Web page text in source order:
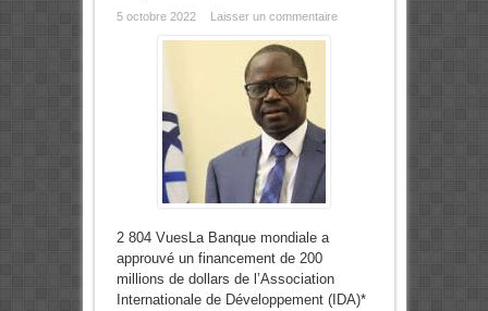
5 octobre 2022 Laisser un commentaire
2 804 VuesLa Banque mondiale a
approuvé un financement de 200
millions de dollars de l’Association
Internationale de Développement (IDA)*